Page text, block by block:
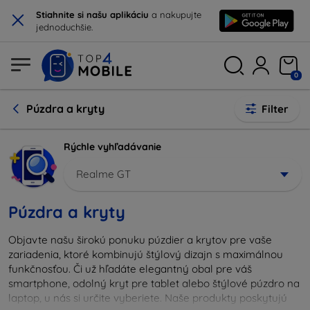
× Stiahnite si našu aplikáciu a nakupujte
jednoduchšie.
0
Púzdra a kryty Filter
Rýchle vyhľadávanie
Realme GT
Púzdra a kryty
Objavte našu širokú ponuku púzdier a krytov pre vaše
zariadenia, ktoré kombinujú štýlový dizajn s maximálnou
funkčnosťou. Či už hľadáte elegantný obal pre váš
smartphone, odolný kryt pre tablet alebo štýlové púzdro na
laptop, u nás si určite vyberiete. Naše produkty poskytujú